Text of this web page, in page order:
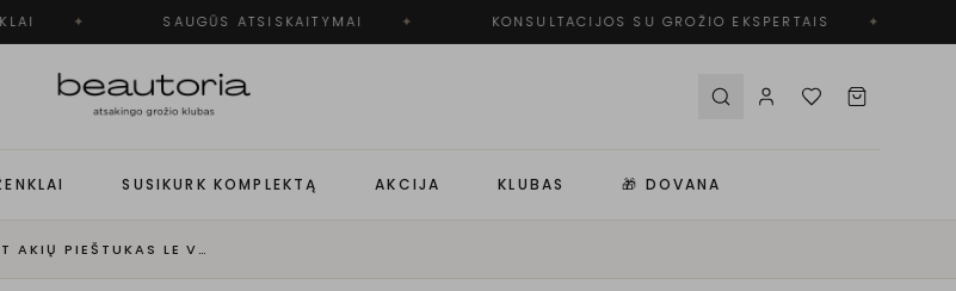
SAUGŪS ATSISKAITYMAI KONSULTACIJOS SU GROŽIO EKSPERTAIS
SUSIKURK KOMPLEKTĄ AKCIJA KLUBAS 🎁 DOVANA
CENT PUR CENT AKIŲ PIEŠTUKAS LE VOLUMIYEUX | MARRON